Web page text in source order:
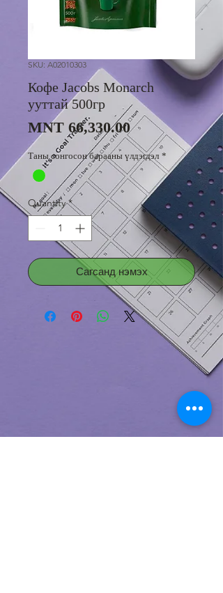
SKU: A02010303
Кофе Jacobs Monarch
ууттай 500гр
MNT 66,330.00Price
Таны сонгосон барааны үлдэгдэл *
Quantity *
Сагсанд нэмэх